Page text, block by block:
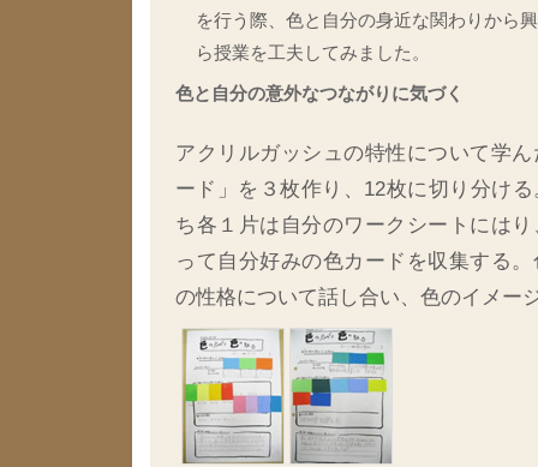
を行う際、色と自分の身近な関わりから
ら授業を工夫してみました。
色と自分の意外なつながりに気づく
アクリルガッシュの特性について学
ード」を３枚作り、12枚に切り分け
ち各１片は自分のワークシートには
って自分好みの色カードを収集する
の性格について話し合い、色のイメー